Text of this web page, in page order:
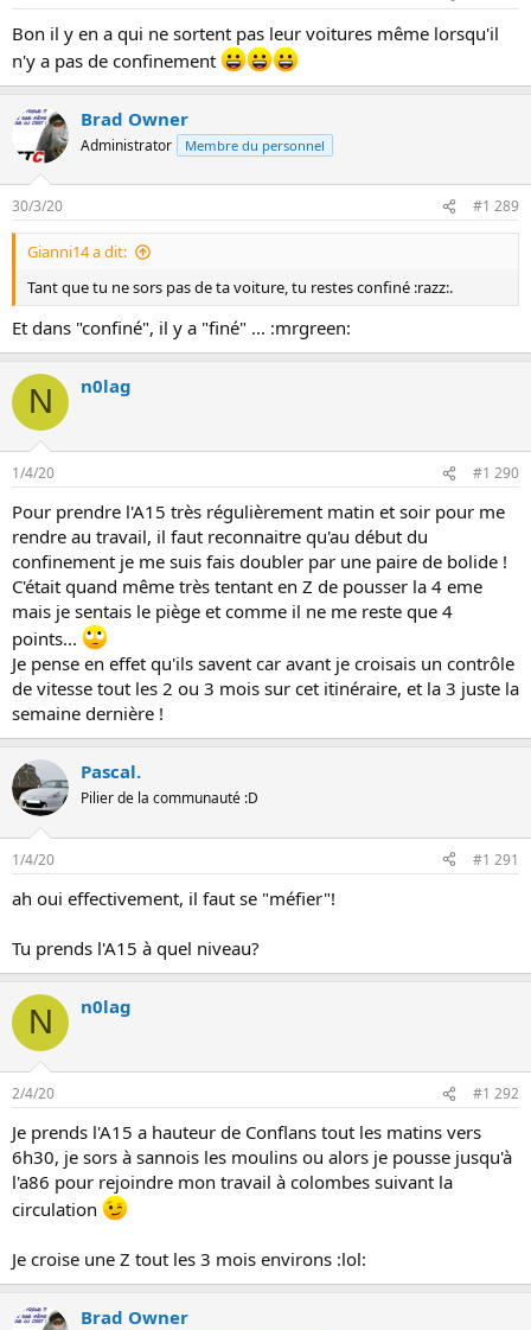
Bon il y en a qui ne sortent pas leur voitures même lorsqu'il
n'y a pas de confinement
Brad Owner
Administrator Membre du personnel
30/3/20 #1 289
Gianni14 a dit:
Tant que tu ne sors pas de ta voiture, tu restes confiné :razz:.
Et dans "confiné", il y a "finé" ... :mrgreen:
N n0lag
1/4/20 #1 290
Pour prendre l'A15 très régulièrement matin et soir pour me
rendre au travail, il faut reconnaitre qu'au début du
confinement je me suis fais doubler par une paire de bolide !
C'était quand même très tentant en Z de pousser la 4 eme
mais je sentais le piège et comme il ne me reste que 4
points...
Je pense en effet qu'ils savent car avant je croisais un contrôle
de vitesse tout les 2 ou 3 mois sur cet itinéraire, et la 3 juste la
semaine dernière !
Pascal.
Pilier de la communauté :D
1/4/20 #1 291
ah oui effectivement, il faut se "méfier"!
Tu prends l'A15 à quel niveau?
N n0lag
2/4/20 #1 292
Je prends l'A15 a hauteur de Conflans tout les matins vers
6h30, je sors à sannois les moulins ou alors je pousse jusqu'à
l'a86 pour rejoindre mon travail à colombes suivant la
circulation
Je croise une Z tout les 3 mois environs :lol:
Brad Owner